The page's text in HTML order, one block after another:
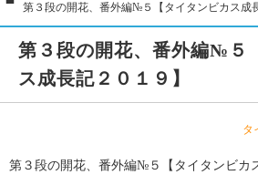
第３段の開花、番外編№５【タイタンビカス成
第３段の開花、番外編№５
ス成長記２０１９】
タ
第３段の開花、番外編№５【タイタンビカ